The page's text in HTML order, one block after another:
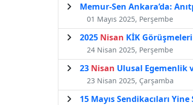
Memur-Sen Ankara’da:
01 Mayıs 2025, Perşembe
2025 Nisan KİK Görüşmeleri
24 Nisan 2025, Perşembe
23 Nisan Ulusal Egemenlik
23 Nisan 2025, Çarşamba
15 Mayıs Sendikacıları